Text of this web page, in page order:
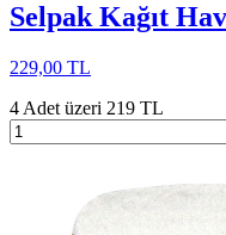
Selpak Kağıt
229,00 TL
4 Adet üzeri 219 TL